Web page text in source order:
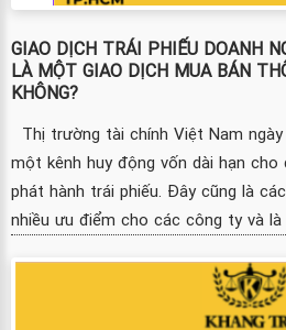
GIAO DỊCH TRÁI PHIẾU DOANH
LÀ MỘT GIAO DỊCH MUA BÁN
KHÔNG?
Thị trường tài chính Việt Nam
một kênh huy động vốn dài hạn cho
phát hành trái phiếu. Đây cũng là
nhiều ưu điểm cho các công ty và là